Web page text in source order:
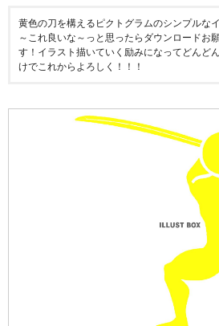
黄色の刀を構えるピクトグラムのシンプルな
～これ良いな～っと思ったらダウンロードお
す！イラスト描いていく励みになってどんど
けでこれからよろしく！！！